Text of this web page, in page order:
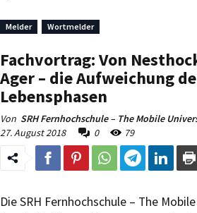
Melder Wortmelder
Fachvortrag: Von
Ager – die Aufweichung
Lebensphasen
Von SRH Fernhochschule – The Mobile
27. August 2018
0 79
Die SRH Fernhochschule – The